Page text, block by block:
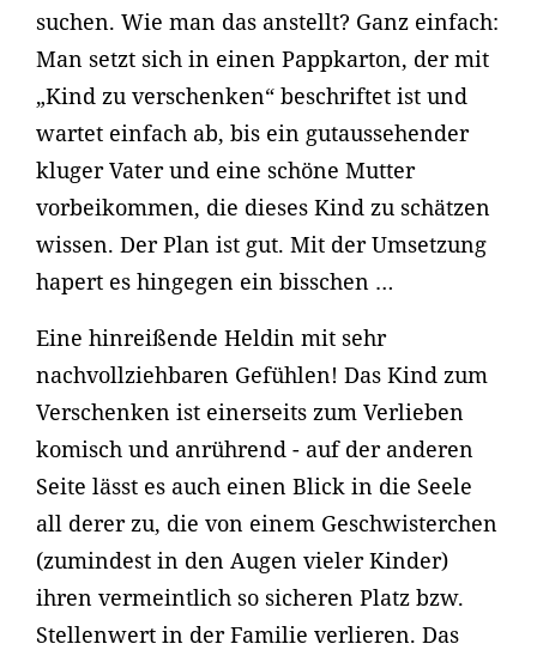
suchen. Wie man das anstellt? Ganz einfach:
Man setzt sich in einen Pappkarton, der mit
„Kind zu verschenken“ beschriftet ist und
wartet einfach ab, bis ein gutaussehender
kluger Vater und eine schöne Mutter
vorbeikommen, die dieses Kind zu schätzen
wissen. Der Plan ist gut. Mit der Umsetzung
hapert es hingegen ein bisschen …
Eine hinreißende Heldin mit sehr
nachvollziehbaren Gefühlen! Das Kind zum
Verschenken ist einerseits zum Verlieben
komisch und anrührend - auf der anderen
Seite lässt es auch einen Blick in die Seele
all derer zu, die von einem Geschwisterchen
(zumindest in den Augen vieler Kinder)
ihren vermeintlich so sicheren Platz bzw.
Stellenwert in der Familie verlieren. Das